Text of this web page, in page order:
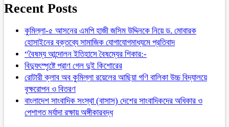
Recent Posts
কুমিল্লা-৫ আসনের এমপি হাজী জসিম উদ্দিনকে নিয়ে ড. মোবারক
হোসাইনের বক্তব্যে সামাজিক যোগাযোগমাধ্যমে প্রতিবাদ
“বৈষম্য আন্দোলন ইতিহাসে বৈষম্যের শিকার:-
বিদ্যুৎস্পৃষ্টে প্রাণ গেল দুই কিশোরের
রোটারী ক্লাব অব কুমিল্লা রয়েলের আছিয়া গণি বালিকা উচ্চ বিদ্যালয়ে
বৃক্ষরোপন ও বিতরণ
বাংলাদেশ সাংবাদিক সংস্থা (বাসাস) দেশের সাংবাদিকদের অধিকার ও
পেশাগত মর্যাদা রক্ষায় অঙ্গীকারবদ্ধ